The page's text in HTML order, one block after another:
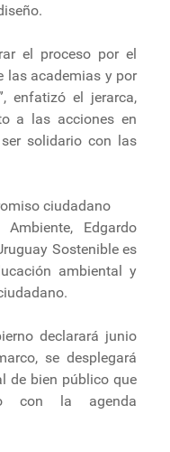
el proceso por el
las academias y por
enfatizó el jerarca,
a las acciones en
solidario con las
ciudadano
Edgardo
Sostenible es
ambiental y
declarará junio
se desplegará
de bien público que
con la agenda